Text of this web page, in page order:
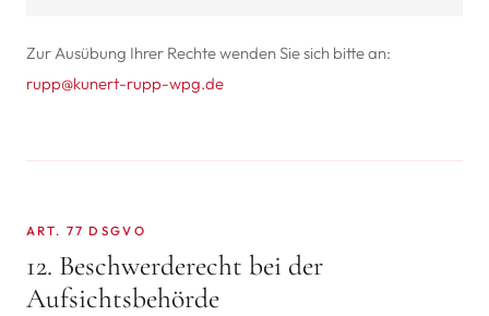
Zur Ausübung Ihrer Rechte wenden Sie sich bitte an:
rupp@kunert-rupp-wpg.de
ART. 77 DSGVO
12. Beschwerderecht bei der
Aufsichtsbehörde